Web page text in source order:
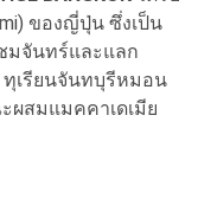
ของญี่ปุ่น ซึ่งเป็น
มจันทร์และแลก
เรียนจันทบุรีหมอน
ผสมแมคคาเดเมีย